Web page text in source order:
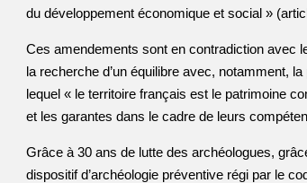
du développement économique et social »
Ces amendements sont en contradiction avec
la recherche d’un équilibre avec, notamment,
lequel « le territoire français est le patrimoine
et les garantes dans le cadre de leurs
Grâce à 30 ans de lutte des archéologues,
dispositif d’archéologie préventive régi par le